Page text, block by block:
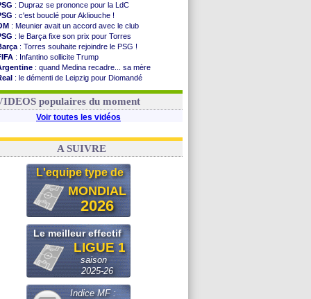
: Dupraz se prononce pour la LdC
: c'est bouclé pour Akliouche !
: Meunier avait un accord avec le club
: le Barça fixe son prix pour Torres
: Torres souhaite rejoindre le PSG !
: Infantino sollicite Trump
: quand Medina recadre... sa mère
: le démenti de Leipzig pour Diomandé
: le conseiller d'Infantino démissionne !
populaires du moment
Voir toutes les vidéos
A SUIVRE
L'equipe type de
MONDIAL
2026
Le meilleur effectif
LIGUE 1
saison
2025-26
Indice MF :